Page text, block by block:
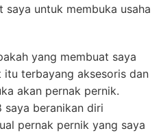
saya untuk membuka usaha
yang membuat saya
itu terbayang aksesoris dan
akan pernak pernik.
beranikan diri
pernak pernik yang saya